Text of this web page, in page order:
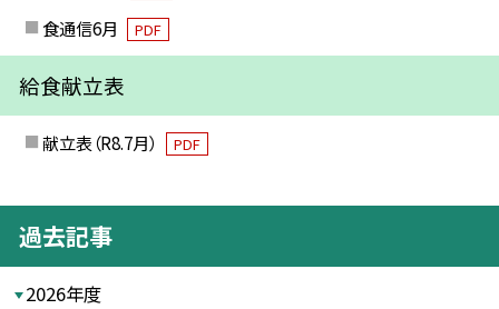
食通信6月 PDF
給食献立表
献立表（R8.7月） PDF
過去記事
2026年度